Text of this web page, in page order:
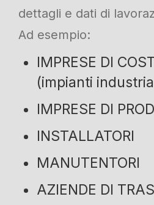
dettagli e dati di
Ad esempio:
IMPRESE DI
(impianti
IMPRESE DI
INSTALLATORI
MANUTENTORI
AZIENDE DI